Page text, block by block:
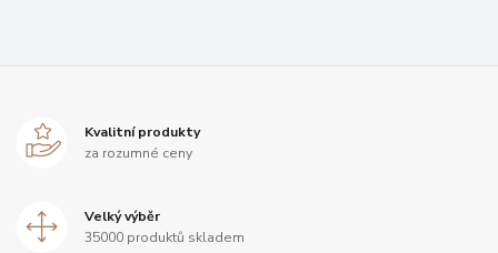
Kvalitní produkty
za rozumné ceny
Velký výběr
35000 produktů skladem